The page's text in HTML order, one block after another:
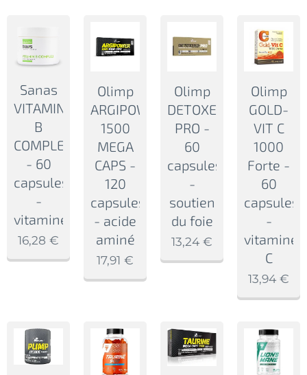
Sanas
VITAMIN
B
COMPLEX
- 60
capsules
-
vitamines
16,28 €
Olimp
ARGIPOWER
1500
MEGA
CAPS -
120
capsules
- acide
aminé
17,91 €
Olimp
DETOXEED-
PRO -
60
capsules
-
soutien
du foie
13,24 €
Olimp
GOLD-
VIT C
1000
Forte -
60
capsules
-
vitamine
C
13,94 €